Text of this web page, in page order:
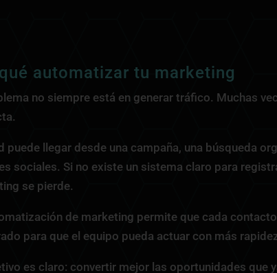
automatizar tu marketing
no siempre está en generar tráfico. Muchas
puede llegar desde una campaña, una búsqueda
sociales. Si no existe un sistema claro para
se pierde.
de marketing permite que cada
para que el equipo pueda actuar con más
es claro: convertir mejor las oportunidades que